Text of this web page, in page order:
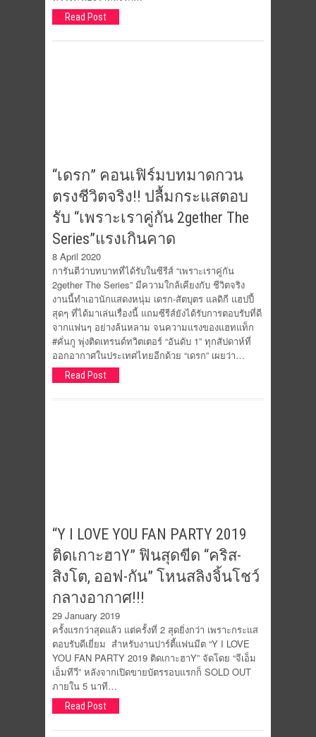
Read Post
“เดรก” คอนเฟิร์มบทมาดกวน
ตรงชีวิตจริง!! ปลื้มกระแสตอบ
รับ “เพราะเราคู่กัน 2gether The
Series”แรงเกินคาด
8 April 2020
การันตีว่าบทบาทที่ได้รับในซีรีส์ “เพราะเราคู่กัน
2gether The Series” มีความใกล้เคียงกับ ชีวิตจริง
งานนี้ทำเอานักแสดงหนุ่ม เดรก-สัตบุตร แลดิกี แฮปปี้
สุดๆ ที่ได้มาเล่นเรื่องนี้ แถมซีรีส์ยังได้รับการตอบรับที่ดี
จากแฟนๆ อย่างล้นหลาม จนความแรงของแฮทแท็ก
#คั่นกู พุ่งติดเทรนด์ทวิตเตอร์ “อันดับ 1” ทุกสัปดาห์ที่
ออกอากาศในประเทศไทยอีกด้วย “เดรก” เผยว่า…
Read Post
“Y I LOVE YOU FAN PARTY 2019
ติดเกาะฮาY” ฟินสุดขีด “คริส-
สิงโต, ออฟ-กัน” โหนสลิงจิ้นโชว์
กลางอากาศ!!!
29 January 2019
ครั้งแรกว่าสุดแล้ว แต่ครั้งที่ 2 สุดยิ่งกว่า เพราะกระแส
ตอบรับดีเยี่ยม สำหรับงานปาร์ตี้แฟนมีต “Y I LOVE
YOU FAN PARTY 2019 ติดเกาะฮาY” จัดโดย “จีเอ็ม
เอ็มทีวี” หลังจากเปิดขายบัตรรอบแรกก็ SOLD OUT
ภายใน 5 นาที…
Read Post